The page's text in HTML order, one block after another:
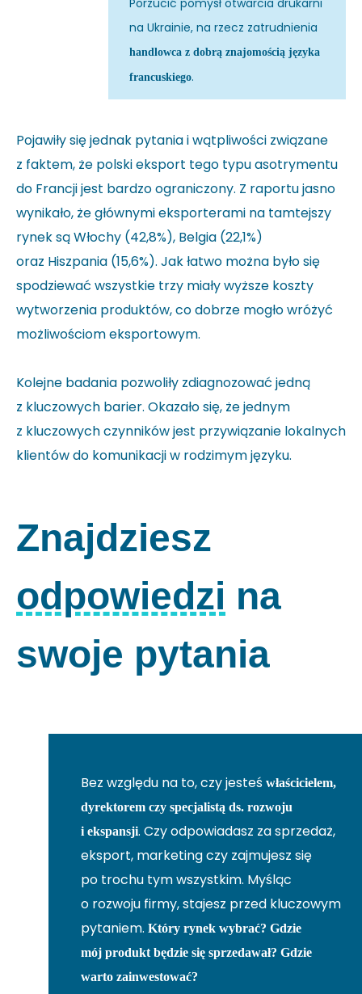
Porzucić pomysł otwarcia drukarni
na Ukrainie, na rzecz zatrudnienia
handlowca z dobrą znajomością języka
francuskiego.
Pojawiły się jednak pytania i wątpliwości związane
z faktem, że polski eksport tego typu asotrymentu
do Francji jest bardzo ograniczony. Z raportu jasno
wynikało, że głównymi eksporterami na tamtejszy
rynek są Włochy (42,8%), Belgia (22,1%)
oraz Hiszpania (15,6%). Jak łatwo można było się
spodziewać wszystkie trzy miały wyższe koszty
wytworzenia produktów, co dobrze mogło wróżyć
możliwościom eksportowym.
Kolejne badania pozwoliły zdiagnozować jedną
z kluczowych barier. Okazało się, że jednym
z kluczowych czynników jest przywiązanie lokalnych
klientów do komunikacji w rodzimym języku.
Znajdziesz
odpowiedzi na
swoje pytania
Bez względu na to, czy jesteś właścicielem,
dyrektorem czy specjalistą ds. rozwoju
i ekspansji. Czy odpowiadasz za sprzedaż,
eksport, marketing czy zajmujesz się
po trochu tym wszystkim. Myśląc
o rozwoju firmy, stajesz przed kluczowym
pytaniem. Który rynek wybrać? Gdzie
mój produkt będzie się sprzedawał? Gdzie
warto zainwestować?